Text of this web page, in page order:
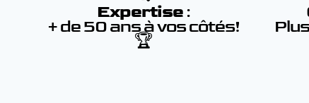
Expertise :
+ de 50 ans à vos côtés!
🏆